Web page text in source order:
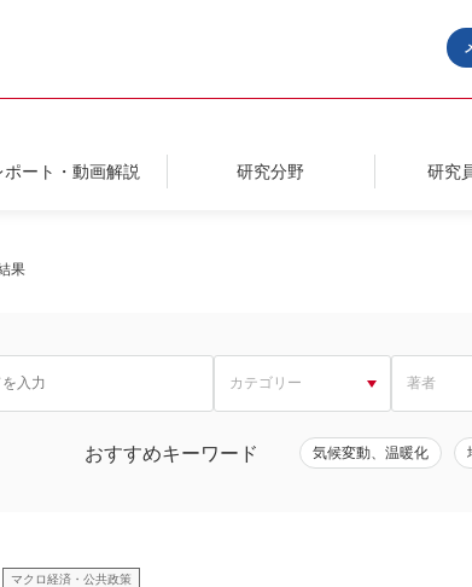
ポート・動画解説 研究分野 研究
果
おすすめキーワード 気候変動、温暖化
マクロ経済・公共政策